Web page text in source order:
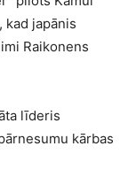
kad japānis
Raikonens
līderis
kārbas